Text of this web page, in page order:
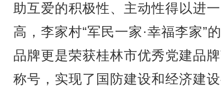
助互爱的积极性、主动性得以进
高，李家村“军民一家·幸福李家”
品牌更是荣获桂林市优秀党建品
称号，实现了国防建设和经济建